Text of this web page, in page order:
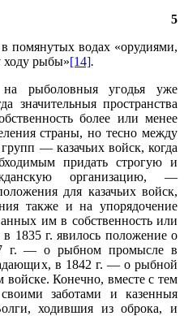
5
помянутых водах «орудиями,
ходу рыбы»[14].
на рыболовныя угодья уже
значительныя пространства
более или менее
страны, но тесно между
— казачьих войск, когда
придать строгую и
организацию, —
для казачьих войск,
также и на упорядочение
им в собственность или
1835 г. явилось положение о
г. — о рыбном промысле в
в 1842 г. — о рыбной
войске. Конечно, вместе с тем
заботами и казенныя
ходившия из оброка, и